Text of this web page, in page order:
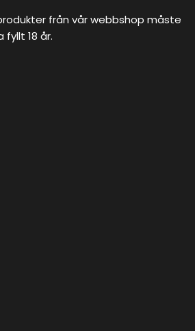
från vår webbshop måste
fyllt 18 år.